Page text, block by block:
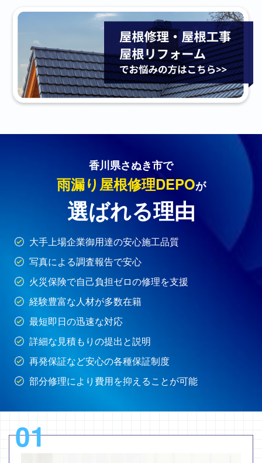
香川県さぬき市で
雨漏り屋根修理DEPOが
選ばれる理由
大手上場企業御用達の安心施工品質
写真による調査報告で安心
火災保険で自己負担ゼロの修理を支援
経験豊富な人材が多数在籍
最短即日の迅速な対応
詳細な見積もりの提出と説明
再発保証など安心の各種保証制度
部分修理により費用を抑えることが可能
01